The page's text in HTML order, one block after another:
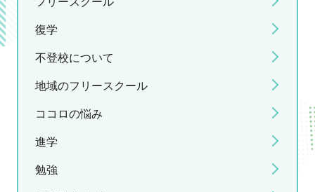
復学
不登校について
地域のフリースクール
ココロの悩み
進学
勉強